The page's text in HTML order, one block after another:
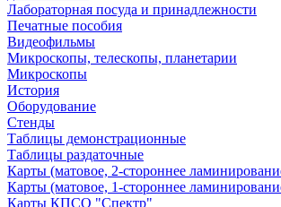
Лабораторная посуда и принадлежности
Печатные пособия
Видеофильмы
Микроскопы, телескопы, планетарии
Микроскопы
История
Оборудование
Стенды
Таблицы демонстрационные
Таблицы раздаточные
Карты (матовое, 2-стороннее
Карты (матовое, 1-стороннее
Карты КПСО "Спектр"